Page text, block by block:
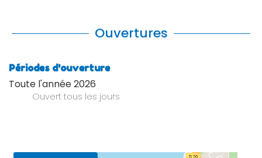
Ouvertures
Périodes d'ouverture
Toute l'année 2026
Ouvert tous les jours